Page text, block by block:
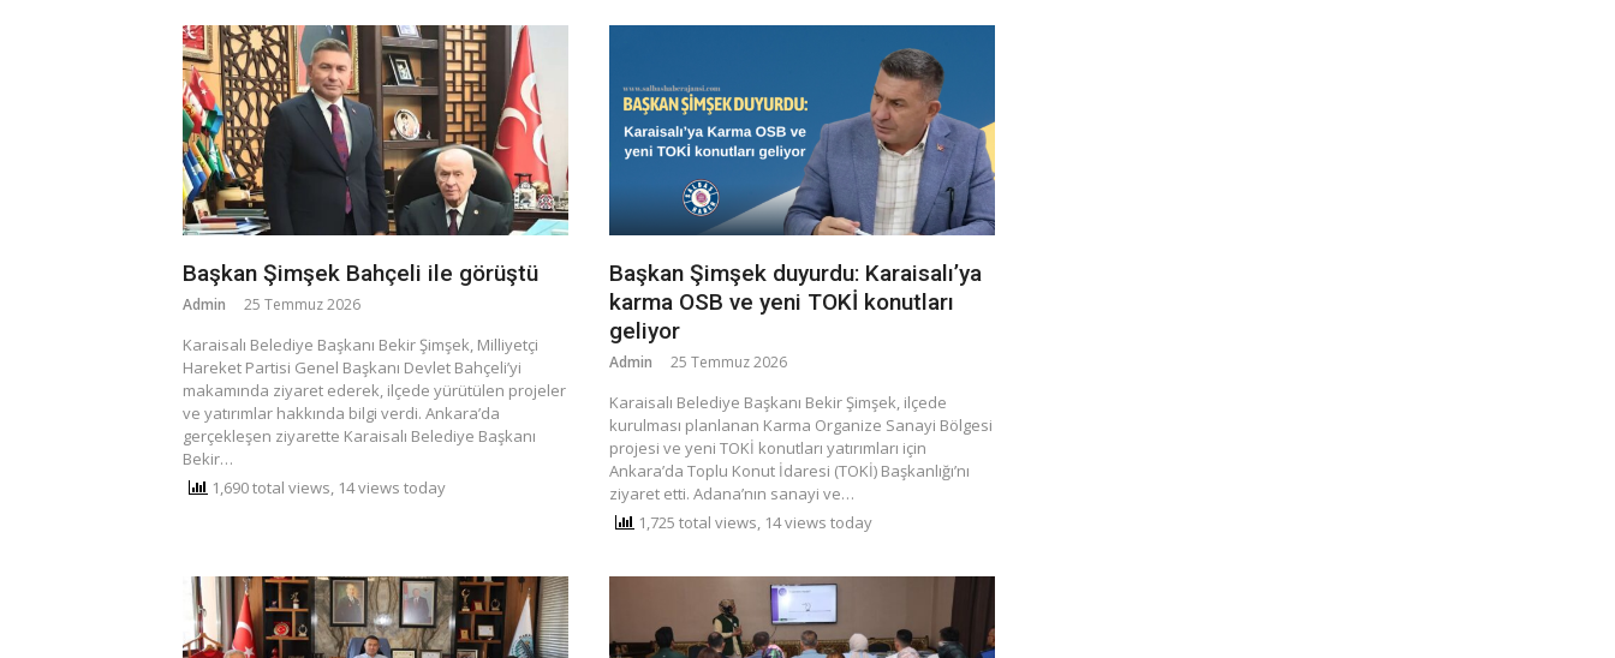
Başkan Şimşek Bahçeli ile görüştü
Admin 25 Temmuz 2026
Karaisalı Belediye Başkanı Bekir Şimşek, Milliyetçi
Hareket Partisi Genel Başkanı Devlet Bahçeli’yi
makamında ziyaret ederek, ilçede yürütülen projeler
ve yatırımlar hakkında bilgi verdi. ​Ankara’da
gerçekleşen ziyarette Karaisalı Belediye Başkanı
Bekir…
1,690 total views, 14 views today
Başkan Şimşek duyurdu: Karaisalı’ya
karma OSB ve yeni TOKİ konutları
geliyor
Admin 25 Temmuz 2026
Karaisalı Belediye Başkanı Bekir Şimşek, ilçede
kurulması planlanan Karma Organize Sanayi Bölgesi
projesi ve yeni TOKİ konutları yatırımları için
Ankara’da Toplu Konut İdaresi (TOKİ) Başkanlığı’nı
ziyaret etti. Adana’nın sanayi ve…
1,725 total views, 14 views today